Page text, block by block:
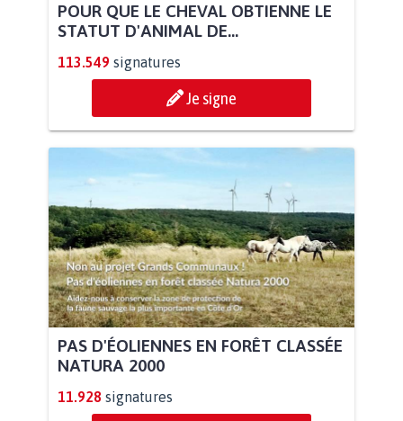
POUR QUE LE CHEVAL OBTIENNE LE
STATUT D'ANIMAL DE...
113.549 signatures
Je signe
PAS D'ÉOLIENNES EN FORÊT CLASSÉE
NATURA 2000
11.928 signatures